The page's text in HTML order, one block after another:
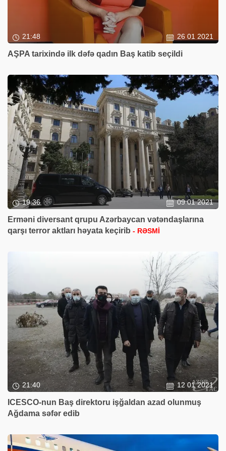
21:48 26 01 2021
AŞPA tarixində ilk dəfə qadın Baş katib seçildi
19:36 09 01 2021
Erməni diversant qrupu Azərbaycan vətəndaşlarına
qarşı terror aktları həyata keçirib - RƏSMİ
21:40 12 01 2021
ICESCO-nun Baş direktoru işğaldan azad olunmuş
Ağdama səfər edib